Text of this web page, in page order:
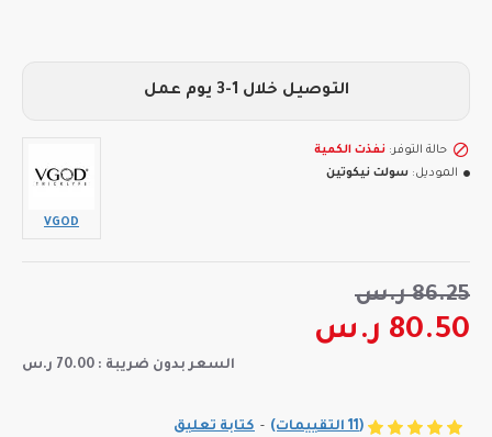
(11 التقييمات) - كتابة تعليق
80.50 ر.س
86.25 ر.س
السعر بدون ضريبة : 70.00 ر.س
حالة التوفر: نفذت الكمية
الموديل: سولت نيكوتين
VGOD
التوصيل خلال 1-3 يوم عمل